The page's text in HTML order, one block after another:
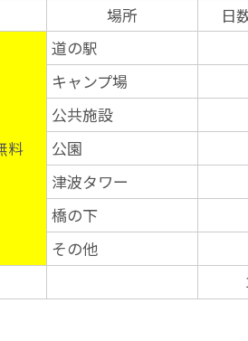
場所 日
料
道の駅
キャンプ場
公共施設
公園
津波タワー
橋の下
その他